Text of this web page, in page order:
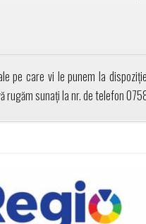
pe care vi le punem la
rugăm sunați la nr. de telefon